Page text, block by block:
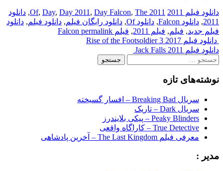
دانلود فیلم 2011 2011 Of
, Day, Day 2011 , Day Falcon, The
, دانلود
2011
, دانلود Falcon , دانلود Of , دانلود رایگان فیلم, دانلود فیلم, دانلود
فیلم جدید, فیلم, فیلم 2011 , فیلم Falcon permalink
Post
navigation
دانلود فیلم Rise of the Footsoldier 3 2017
دانلود فیلم Jack Falls 2011
جستجو
نوشته‌های تازه
سریال Breaking Bad – افسار گسیخته
سریال Dark – تاریک
Peaky Blinders – پیکی بلایندرز
True Detective – کاراگاه واقعی
معرفی فیلم The Last Kingdom – آخرین پادشاهی
مدیر :